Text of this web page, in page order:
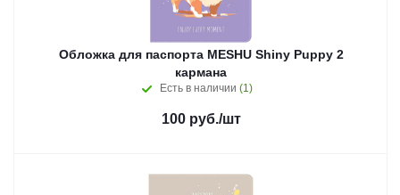
Обложка для паспорта MESHU Shiny Puppy 2
кармана
Есть в наличии (1)
100руб./шт